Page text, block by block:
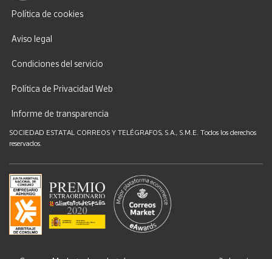
Política de cookies
Aviso legal
Condiciones del servicio
Política de Privacidad Web
Informe de transparencia
SOCIEDAD ESTATAL CORREOS Y TELÉGRAFOS, S.A., S.M.E. Todos los derechos
reservados.